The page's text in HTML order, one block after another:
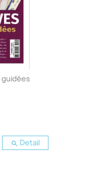
guidées
 Detail